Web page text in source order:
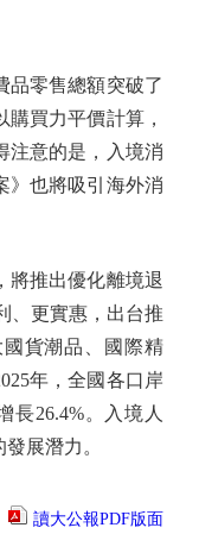
零售總額突破了
買力平價計算，
注意的是，入境消
》也將吸引海外消
推出優化離境退
、更實惠，出台推
貨潮品、國際精
年，全國各口岸
長26.4%。入境人
展潛力。
讀大公報PDF版面